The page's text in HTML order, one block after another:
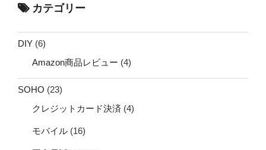
カテゴリー
DIY (6)
Amazon商品レビュー (4)
SOHO (23)
クレジットカード決済 (4)
モバイル (16)